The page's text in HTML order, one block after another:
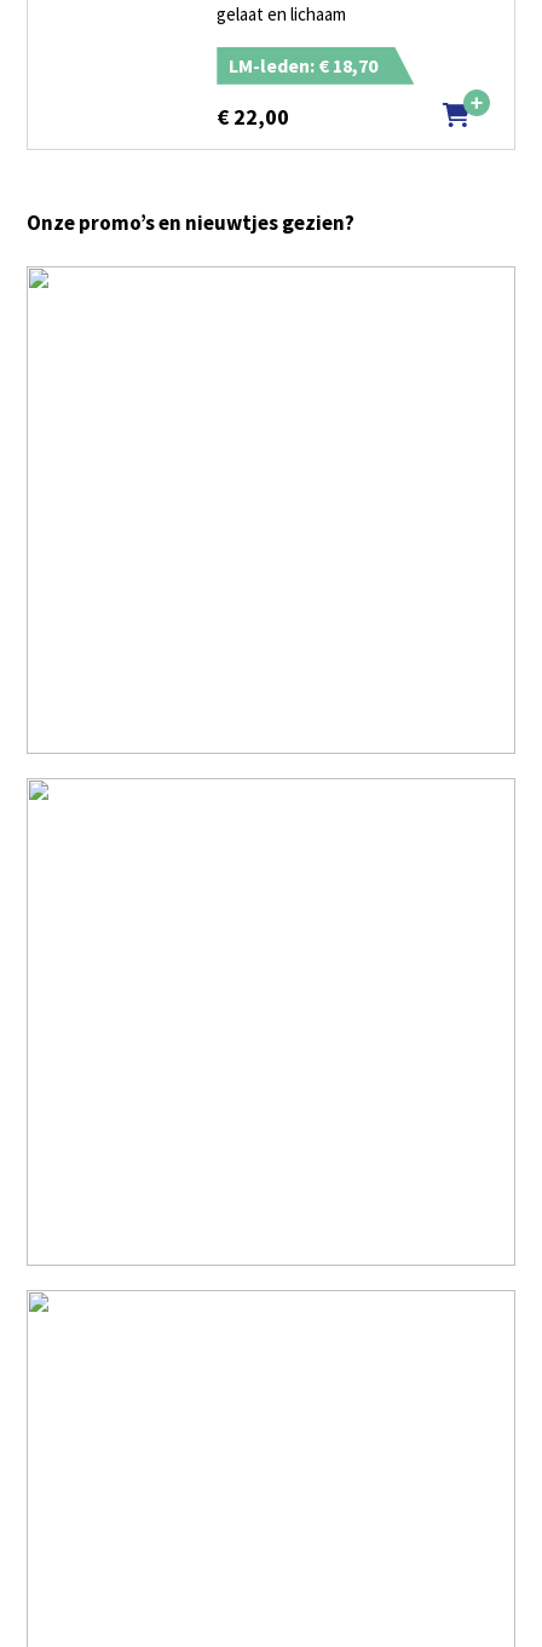
gelaat en lichaam
LM-leden: € 18,70
€ 22,00
Onze promo’s en nieuwtjes gezien?